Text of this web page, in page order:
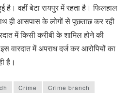
है। वहीं बेटा रायपुर में रहता है। फिलहाल
ही आसपास के लोगों से पूछताछ कर रही
में किसी करीबी के शामिल होने की
वारदात में अपराध दर्ज कर आरोपियों का
है।
Crime
Crime branch